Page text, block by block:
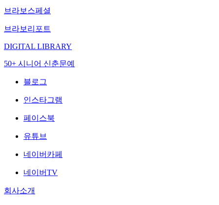
브라보스페셜
브라보리포트
DIGITAL LIBRARY
50+ 시니어 신춘문예
블로그
인스타그램
페이스북
유튜브
네이버카페
네이버TV
회사소개